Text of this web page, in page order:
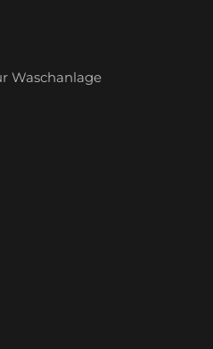
Waschanlage